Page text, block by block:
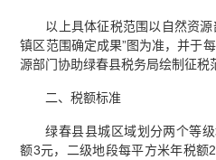
以上具体征税范围以自然资源
镇区范围确定成果”图为准，并于
源部门协助绿春县税务局绘制征税
二、税额标准
绿春县县城区域划分两个等
额3元，二级地段每平方米年税额